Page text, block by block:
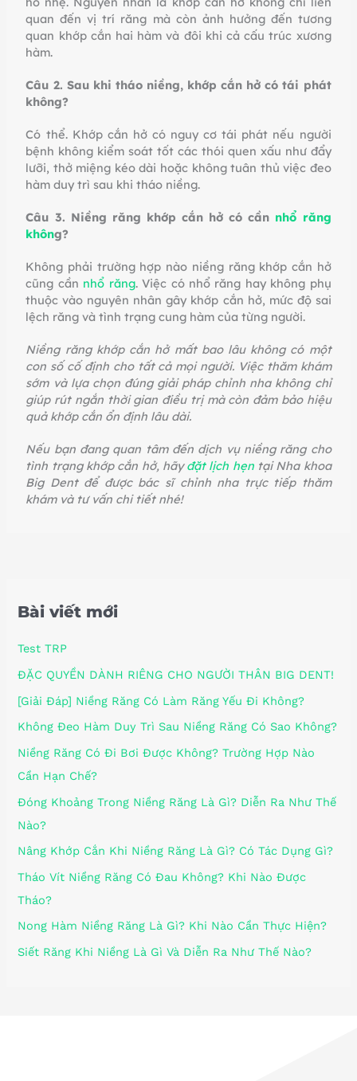
quan đến vị trí răng mà còn ảnh hưởng đến tương
quan khớp cắn hai hàm và đôi khi cả cấu trúc xương
hàm.
Câu 2. Sau khi tháo niềng, khớp cắn hở có tái phát
không?
Có thể. Khớp cắn hở có nguy cơ tái phát nếu người
bệnh không kiểm soát tốt các thói quen xấu như đẩy
lưỡi, thở miệng kéo dài hoặc không tuân thủ việc đeo
hàm duy trì sau khi tháo niềng.
Câu 3. Niềng răng khớp cắn hở có cần nhổ răng
không?
Không phải trường hợp nào niềng răng khớp cắn hở
cũng cần nhổ răng. Việc có nhổ răng hay không phụ
thuộc vào nguyên nhân gây khớp cắn hở, mức độ sai
lệch răng và tình trạng cung hàm của từng người.
Niềng răng khớp cắn hở mất bao lâu không có một
con số cố định cho tất cả mọi người. Việc thăm khám
sớm và lựa chọn đúng giải pháp chỉnh nha không chỉ
giúp rút ngắn thời gian điều trị mà còn đảm bảo hiệu
quả khớp cắn ổn định lâu dài.
Nếu bạn đang quan tâm đến dịch vụ niềng răng cho
tình trạng khớp cắn hở, hãyđặt lịch hẹntại Nha khoa
Big Dent để được bác sĩ chỉnh nha trực tiếp thăm
khám và tư vấn chi tiết nhé!
Bài viết mới
Test TRP
ĐẶC QUYỀN DÀNH RIÊNG CHO NGƯỜI THÂN BIG DENT!
[Giải Đáp] Niềng Răng Có Làm Răng Yếu Đi Không?
Không Đeo Hàm Duy Trì Sau Niềng Răng Có Sao Không?
Niềng Răng Có Đi Bơi Được Không? Trường Hợp Nào
Cần Hạn Chế?
Đóng Khoảng Trong Niềng Răng Là Gì? Diễn Ra Như Thế
Nào?
Nâng Khớp Cắn Khi Niềng Răng Là Gì? Có Tác Dụng Gì?
Tháo Vít Niềng Răng Có Đau Không? Khi Nào Được
Tháo?
Nong Hàm Niềng Răng Là Gì? Khi Nào Cần Thực Hiện?
Siết Răng Khi Niềng Là Gì Và Diễn Ra Như Thế Nào?